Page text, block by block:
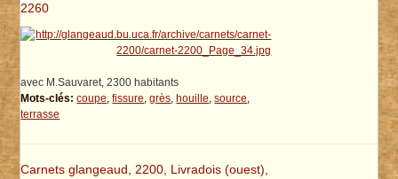
2260
avec M.Sauvaret, 2300 habitants
Mots-clés: coupe,fissure,grès, houille,source,
terrasse
Carnets glangeaud, 2200, Livradois (ouest),